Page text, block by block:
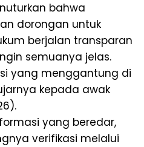
bahwa
dorongan untuk
berjalan transparan
semuanya jelas.
yang menggantung di
kepada awak
yang beredar,
verifikasi melalui